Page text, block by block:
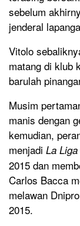
sebelum
jenderal
Vitolo
matang di klub
barulah
Musim
manis dengan
kemudian,
menjadi La
2015 dan
Carlos Bacca
melawan
2015.